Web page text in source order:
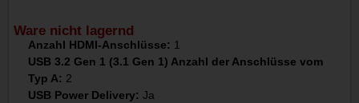
Ware nicht lagernd
Anzahl HDMI-Anschlüsse: 1
USB 3.2 Gen 1 (3.1 Gen 1) Anzahl der Anschlüsse vom
Typ A: 2
USB Power Delivery: Ja